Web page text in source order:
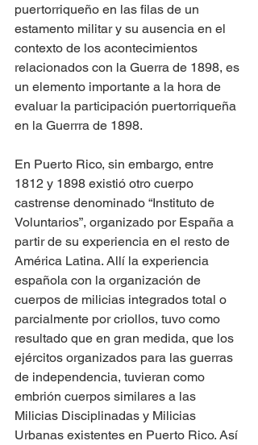
puertorriqueño en las filas de un
estamento militar y su ausencia en el
contexto de los acontecimientos
relacionados con la Guerra de 1898, es
un elemento importante a la hora de
evaluar la participación puertorriqueña
en la Guerrra de 1898.
En Puerto Rico, sin embargo, entre
1812 y 1898 existió otro cuerpo
castrense denominado “Instituto de
Voluntarios”, organizado por España a
partir de su experiencia en el resto de
América Latina. Allí la experiencia
española con la organización de
cuerpos de milicias integrados total o
parcialmente por criollos, tuvo como
resultado que en gran medida, que los
ejércitos organizados para las guerras
de independencia, tuvieran como
embrión cuerpos similares a las
Milicias Disciplinadas y Milicias
Urbanas existentes en Puerto Rico. Así